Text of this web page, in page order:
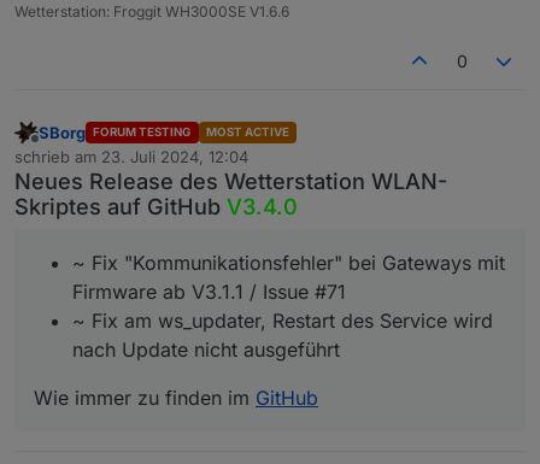
Wetterstation: Froggit WH3000SE V1.6.6
0
Offline
SBorg FORUM TESTING MOST ACTIVE
schrieb am 23. Juli 2024, 12:04
zuletzt editiert von
Neues Release des Wetterstation WLAN-
Skriptes auf GitHub V3.4.0
~ Fix "Kommunikationsfehler" bei Gateways mit
Firmware ab V3.1.1 / Issue #71
~ Fix am ws_updater, Restart des Service wird
nach Update nicht ausgeführt
Wie immer zu finden im GitHub